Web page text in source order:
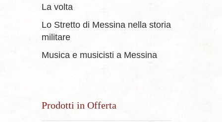
La volta
Lo Stretto di Messina nella storia
militare
Musica e musicisti a Messina
Prodotti in Offerta